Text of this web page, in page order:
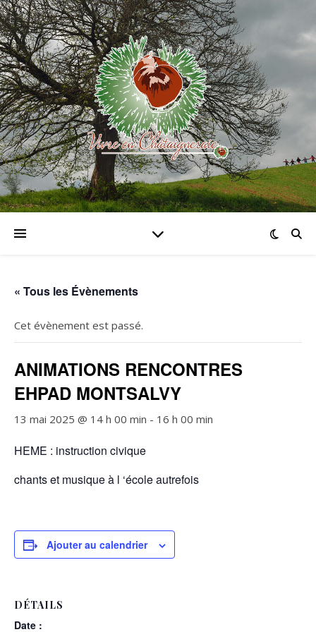
« Tous les Évènements
Cet évènement est passé.
ANIMATIONS RENCONTRES
EHPAD MONTSALVY
13 mai 2025 @ 14 h 00 min - 16 h 00 min
HEME : instruction civique
chants et musique à l ‘école autrefois
Ajouter au calendrier
DÉTAILS
Date :